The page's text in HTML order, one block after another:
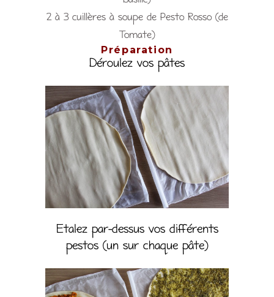
2 à 3 cuillères à soupe de Pesto Rosso (de
Tomate)
Préparation
Déroulez vos pâtes
Etalez par-dessus vos différents
pestos (un sur chaque pâte)